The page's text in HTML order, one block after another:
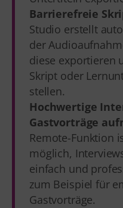
Barrierefreie
Studio erstellt
der
diese exportieren
Skript oder
stellen.
Hochwertige
Gastvorträge
Remote-Funktion
möglich,
einfach und
zum Beispiel für
Gastvorträge.